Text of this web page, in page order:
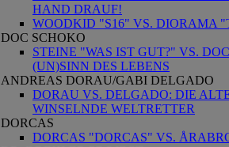
HAND DRAUF!
WOODKID "S16" VS. DIORAMA
DOC SCHOKO
STEINE "WAS IST GUT?" VS.
(UN)SINN DES LEBENS
ANDREAS DORAU/GABI DELGADO
DORAU VS. DELGADO: DIE
WINSELNDE WELTRETTER
DORCAS
DORCAS "DORCAS" VS.